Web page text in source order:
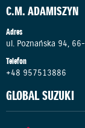
C.M. ADAMISZYN
Adres
ul. Poznańska 94,
Telefon
+48 957513886
GLOBAL SUZUKI